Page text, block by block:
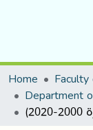
Home
Department